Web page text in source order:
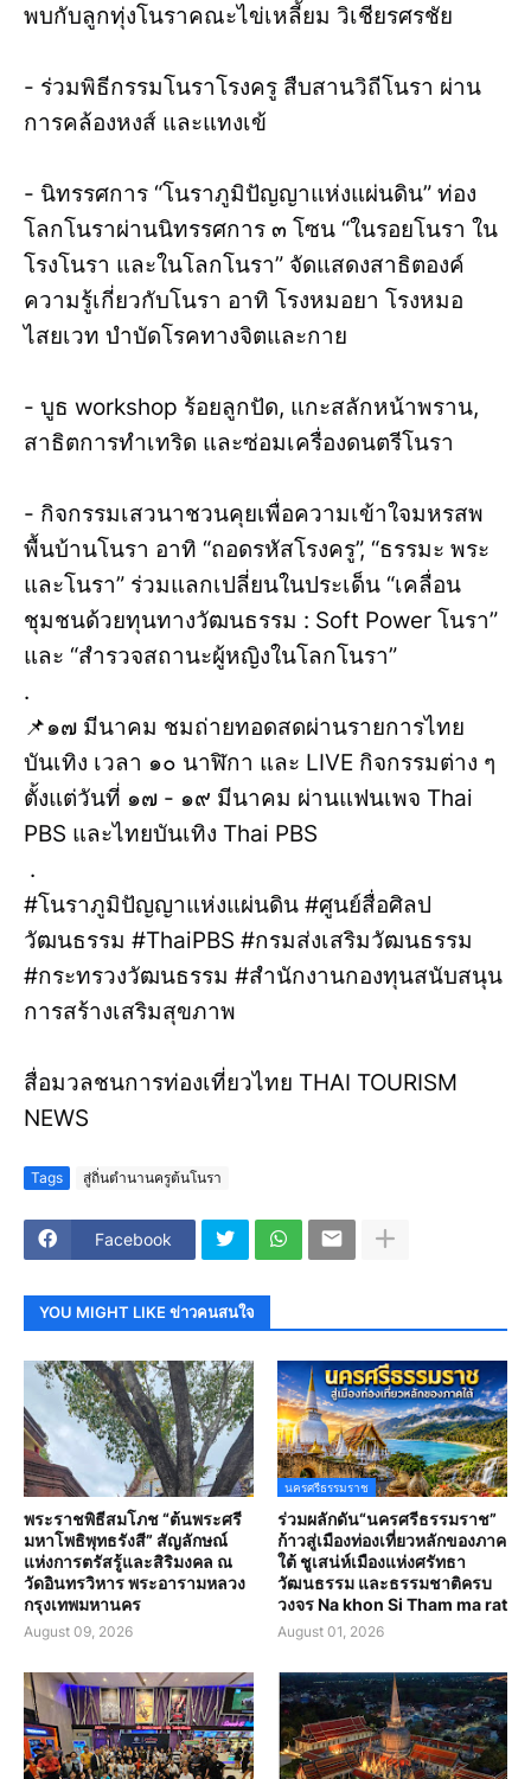
พบกับลูกทุ่งโนราคณะไข่เหลี้ยม วิเชียรศรชัย
- ร่วมพิธีกรรมโนราโรงครู สืบสานวิถีโนรา ผ่าน
การคล้องหงส์ และแทงเข้
- นิทรรศการ “โนราภูมิปัญญาแห่งแผ่นดิน” ท่อง
โลกโนราผ่านนิทรรศการ ๓ โซน “ในรอยโนรา ใน
โรงโนรา และในโลกโนรา” จัดแสดงสาธิตองค์
ความรู้เกี่ยวกับโนรา อาทิ โรงหมอยา โรงหมอ
ไสยเวท บำบัดโรคทางจิตและกาย
- บูธ workshop ร้อยลูกปัด, แกะสลักหน้าพราน,
สาธิตการทำเทริด และซ่อมเครื่องดนตรีโนรา
- กิจกรรมเสวนาชวนคุยเพื่อความเข้าใจมหรสพ
พื้นบ้านโนรา อาทิ “ถอดรหัสโรงครู”, “ธรรมะ พระ
และโนรา” ร่วมแลกเปลี่ยนในประเด็น “เคลื่อน
ชุมชนด้วยทุนทางวัฒนธรรม : Soft Power โนรา”
และ “สำรวจสถานะผู้หญิงในโลกโนรา”
.
📌๑๗ มีนาคม ชมถ่ายทอดสดผ่านรายการไทย
บันเทิง เวลา ๑๐ นาฬิกา และ LIVE กิจกรรมต่าง ๆ
ตั้งแต่วันที่ ๑๗ - ๑๙ มีนาคม ผ่านแฟนเพจ Thai
PBS และไทยบันเทิง Thai PBS
.
#โนราภูมิปัญญาแห่งแผ่นดิน #ศูนย์สื่อศิลป
วัฒนธรรม #ThaiPBS #กรมส่งเสริมวัฒนธรรม
#กระทรวงวัฒนธรรม #สำนักงานกองทุนสนับสนุน
การสร้างเสริมสุขภาพ
สื่อมวลชนการท่องเที่ยวไทย THAI TOURISM
NEWS
Tags สู่ถิ่นตำนานครูต้นโนรา
Facebook
YOU MIGHT LIKE ข่าวคนสนใจ
พระราชพิธีสมโภช “ต้นพระศรี
มหาโพธิพุทธรังสี” สัญลักษณ์
แห่งการตรัสรู้และสิริมงคล ณ
วัดอินทรวิหาร พระอารามหลวง
กรุงเทพมหานคร
August 09, 2026
นครศรีธรรมราช
ร่วมผลักดัน“นครศรีธรรมราช”
ก้าวสู่เมืองท่องเที่ยวหลักของภาค
ใต้ ชูเสน่ห์เมืองแห่งศรัทธา
วัฒนธรรม และธรรมชาติครบ
วงจร Na khon Si Tham ma rat
August 01, 2026